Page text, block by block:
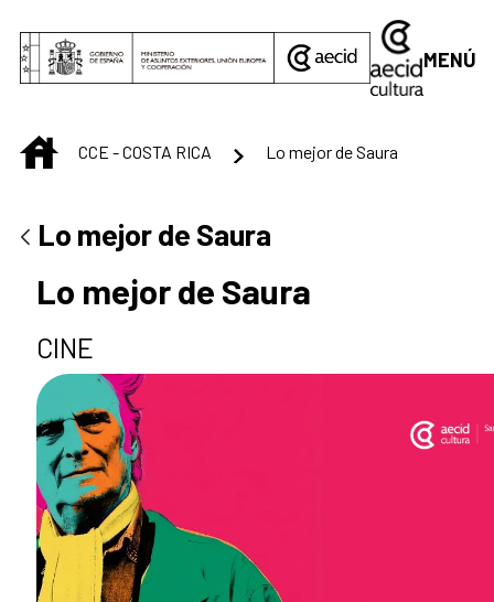
MENÚ
INICIO
CCE - COSTA RICA Lo mejor de Saura
Lo mejor de Saura
Lo mejor de Saura
CINE